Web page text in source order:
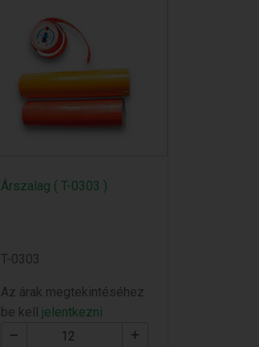
Árszalag ( T-0303 )
T-0303
Az árak megtekintéséhez
be kell jelentkezni